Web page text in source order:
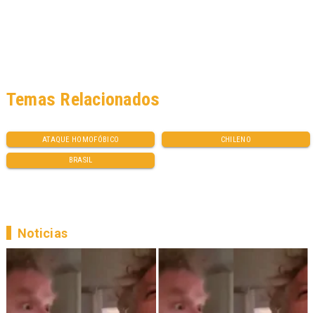
ATAQUE HOMOFÓBICO CHILENO
BRASIL
Temas Relacionados
Noticias